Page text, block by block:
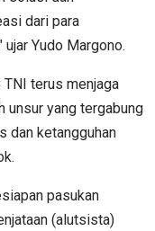
dari para
ujar Yudo Margono.
terus menjaga
unsur yang tergabung
dan ketangguhan
pasukan
(alutsista)